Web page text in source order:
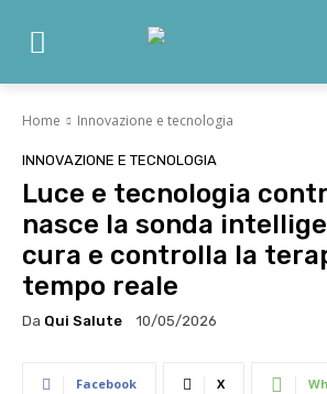
Home Innovazione e tecnologia
INNOVAZIONE E TECNOLOGIA
Luce e tecnologia
nasce la sonda
cura e controlla la
tempo reale
Da Qui Salute 10/05/2026
Facebook X